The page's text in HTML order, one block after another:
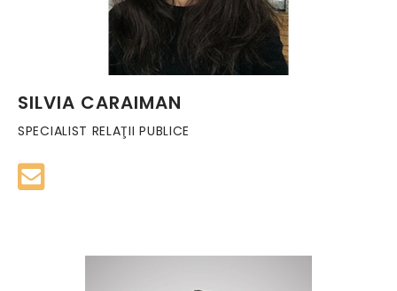
SILVIA CARAIMAN
SPECIALIST RELAŢII PUBLICE